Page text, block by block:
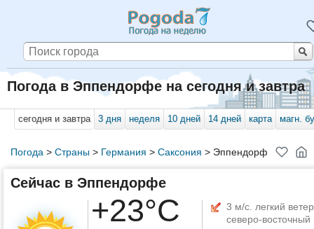
Погода в Эппендорфе на сегодня и завтра
сегодня и завтра 3 дня неделя 10 дней 14 дней карта магн.
Погода > Страны> Германия > Саксония > Эппендорф
Сейчас в Эппендорфе
+23°C
3 м/с. легкий
северо-восточный